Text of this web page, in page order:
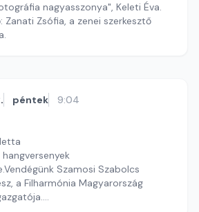
nagyasszonya", Keleti Éva.
Zanati Zsófia, a zenei szerkesztő
péntek 9:04
Szamosi Szabolcs
a Filharmónia Magyarország